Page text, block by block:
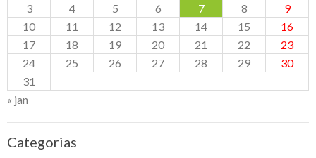
3
4 5 6 7 8
9
10
11 12 13 14 15
16
17
18 19 20 21 22
23
24
25 26 27 28 29
30
31
« jan
Categorias